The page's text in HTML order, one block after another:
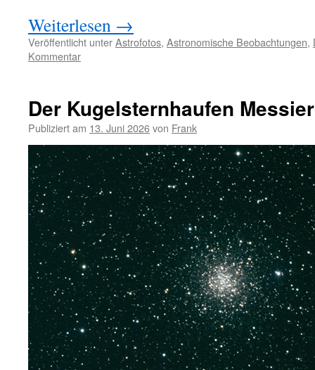
Weiterlesen →
Veröffentlicht unterAstrofotos, Astronomische Beobachtungen,
Kommentar
Der Kugelsternhaufen
Publiziert am 13. Juni 2026von Frank